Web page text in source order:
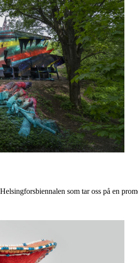
som tar oss på en